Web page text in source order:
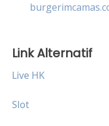
Link Alternatif
Live HK
Slot